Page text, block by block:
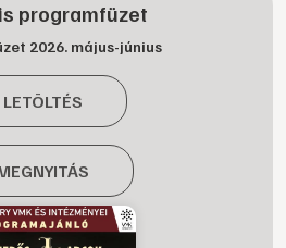
programfüzet
2026. május-június
LETÖLTÉS